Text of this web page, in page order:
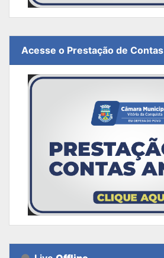
Acesse o Prestação de Contas